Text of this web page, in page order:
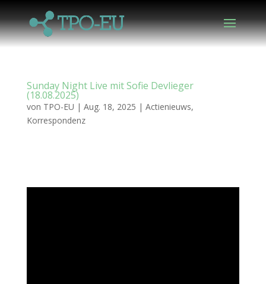
Sunday Night Live mit Sofie Devlieger
(18.08.2025)
von TPO-EU | Aug. 18, 2025 | Actienieuws,
Korrespondenz